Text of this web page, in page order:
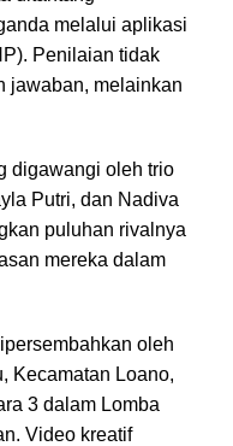
melalui aplikasi
Penilaian tidak
jawaban, melainkan
digawangi oleh trio
Putri, dan Nadiva
puluhan rivalnya
mereka dalam
oleh
Kecamatan Loano,
3 dalam Lomba
Video kreatif